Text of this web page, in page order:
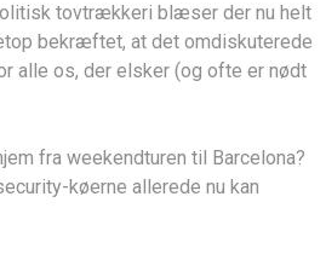
tovtrækkeri blæser der nu helt
bekræftet, at det omdiskuterede
alle os, der elsker (og ofte er nødt
fra weekendturen til Barcelona?
køerne allerede nu kan